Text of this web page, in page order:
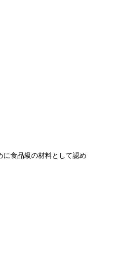
に食品級の材料として認め